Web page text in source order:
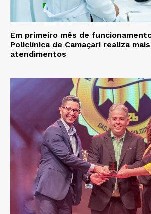
Em primeiro mês de
Policlínica de Camaçari realiza
atendimentos